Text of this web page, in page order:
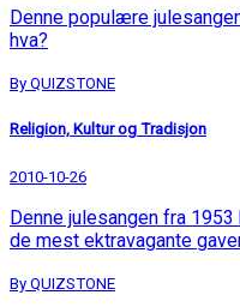
Denne populære
hva?
By QUIZSTONE
Religion, Kultur og Tradisjon
2010-10-26
Denne julesangen fra
de mest ektravagante
By QUIZSTONE